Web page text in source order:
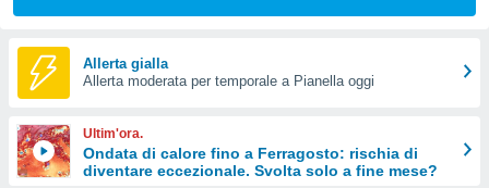
di
Web
le
Allerta gialla
Allerta moderata per temporale a Pianella oggi
Ultim'ora.
Ondata di calore fino a Ferragosto: rischia di
diventare eccezionale. Svolta solo a fine mese?